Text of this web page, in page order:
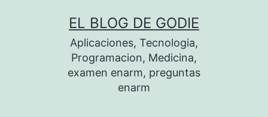
EL BLOG DE GODIE
Aplicaciones, Tecnologia,
Programacion, Medicina,
examen enarm, preguntas
enarm